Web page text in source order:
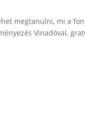
megtanulni, mi a
Vinadóval,